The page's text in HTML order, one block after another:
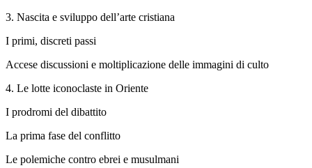
3. Nascita e sviluppo dell’arte cristiana
I primi, discreti passi
Accese discussioni e moltiplicazione delle immagini di culto
4. Le lotte iconoclaste in Oriente
I prodromi del dibattito
La prima fase del conflitto
Le polemiche contro ebrei e musulmani